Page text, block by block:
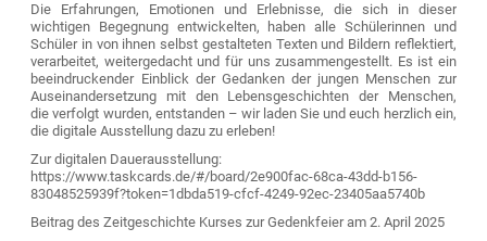
Die Erfahrungen, Emotionen und Erlebnisse, die sich in dieser
wichtigen Begegnung entwickelten, haben alle Schülerinnen und
Schüler in von ihnen selbst gestalteten Texten und Bildern reflektiert,
verarbeitet, weitergedacht und für uns zusammengestellt. Es ist ein
beeindruckender Einblick der Gedanken der jungen Menschen zur
Auseinandersetzung mit den Lebensgeschichten der Menschen,
die verfolgt wurden, entstanden – wir laden Sie und euch herzlich ein,
die digitale Ausstellung dazu zu erleben!
Zur digitalen Dauerausstellung:
https://www.taskcards.de/#/board/2e900fac-68ca-43dd-b156-
83048525939f?token=1dbda519-cfcf-4249-92ec-23405aa5740b
Beitrag des Zeitgeschichte Kurses zur Gedenkfeier am 2. April 2025